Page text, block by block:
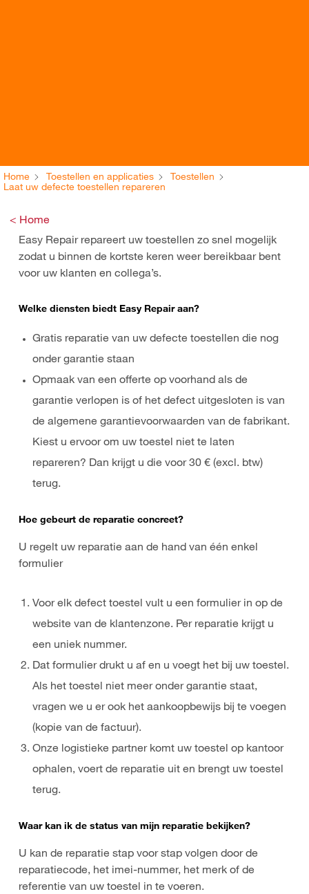
Home Toestellen en applicaties
Toestellen
Laat uw defecte toestellen repareren
< Home
Easy Repair repareert uw toestellen zo snel mogelijk
zodat u binnen de kortste keren weer bereikbaar bent
voor uw klanten en collega’s.
Welke diensten biedt Easy Repair aan?
Gratis reparatie van uw defecte toestellen die nog
onder garantie staan
Opmaak van een offerte op voorhand als de
garantie verlopen is of het defect uitgesloten is van
de algemene garantievoorwaarden van de fabrikant.
Kiest u ervoor om uw toestel niet te laten
repareren? Dan krijgt u die voor 30 € (excl. btw)
terug.
Hoe gebeurt de reparatie concreet?
U regelt uw reparatie aan de hand van één enkel
formulier
Voor elk defect toestel vult u een formulier in op de
website van de klantenzone. Per reparatie krijgt u
een uniek nummer.
Dat formulier drukt u af en u voegt het bij uw toestel.
Als het toestel niet meer onder garantie staat,
vragen we u er ook het aankoopbewijs bij te voegen
(kopie van de factuur).
Onze logistieke partner komt uw toestel op kantoor
ophalen, voert de reparatie uit en brengt uw toestel
terug.
Waar kan ik de status van mijn reparatie bekijken?
U kan de reparatie stap voor stap volgen door de
reparatiecode, het imei-nummer, het merk of de
referentie van uw toestel in te voeren.